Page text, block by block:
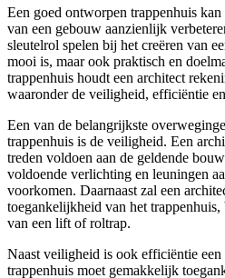
Een goed ontworpen trappenhuis
van een gebouw aanzienlijk
sleutelrol spelen bij het creëren van
mooi is, maar ook praktisch en
trappenhuis houdt een architect
waaronder de veiligheid, efficiëntie
Een van de belangrijkste
trappenhuis is de veiligheid. Een
treden voldoen aan de geldende
voldoende verlichting en leuningen
voorkomen. Daarnaast zal een
toegankelijkheid van het
van een lift of roltrap.
Naast veiligheid is ook efficiëntie een
trappenhuis moet gemakkelijk